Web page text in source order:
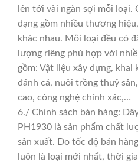
lên tới vài ngàn sợi mỗi loại.
dạng gồm nhiều thương
khác nhau. Mỗi loại đều có
lượng riêng phù hợp với
gồm: Vật liệu xây dựng, khai
đánh cá, nuôi trồng thuỷ
cao, công nghệ chính xác,…
6./ Chính sách bán hàng:
PH1930 là sản phẩm chất
sản xuất. Do tốc độ bán
luôn là loại mới nhất, thời